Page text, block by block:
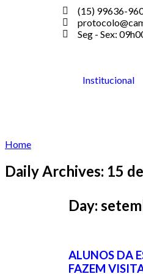
(15) 99636-
Seg - Sex:
Institucional
Home
Daily Archives: 15
Day:
ALUNOS DA
FAZEM